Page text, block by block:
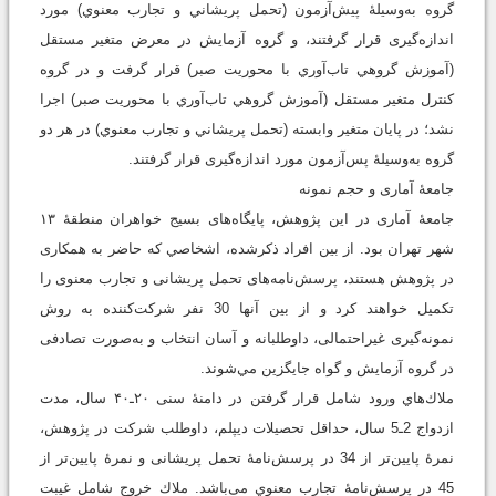
گروه به‌وسیلۀ پیش‌آزمون (تحمل پريشاني و تجارب معنوي) مورد
اندازه‌گیری قرار گرفتند، و گروه آزمایش در معرض متغیر مستقل
(آموزش گروهي تاب‌آوري با محوريت صبر) قرار گرفت و در گروه
کنترل متغیر مستقل (آموزش گروهي تاب‌آوري با محوريت صبر) اجرا
نشد؛ در پایان متغیر وابسته (تحمل پريشاني و تجارب معنوي) در هر دو
گروه به‌وسیلۀ پس‌آزمون مورد اندازه‌گیری قرار گرفتند.
جامعۀ آماری و حجم نمونه
جامعۀ آماری در این پژوهش، پایگاه‌های بسیج خواهران منطقۀ ۱۳
شهر تهران بود. از بین افراد ذکرشده، اشخاصي كه حاضر به همکاری
در پژوهش هستند، پرسش‌نامه‌های تحمل پریشانی و تجارب معنوی را
تکمیل خواهند كرد و از بین آنها 30 نفر شرکت‌کننده به روش
نمونه‌گیری غیراحتمالی، داوطلبانه و آسان انتخاب و به‌صورت تصادفی
در گروه آزمایش و گواه جایگزین مي‌شوند.
ملاك‌هاي ورود شامل قرار گرفتن در دامنۀ سنی ۲۰ـ۴۰ سال، مدت
ازدواج 2ـ5 سال، حداقل تحصیلات دیپلم، داوطلب شرکت در پژوهش،
نمرۀ پايين‌تر از 34 در پرسش‌نامۀ تحمل پریشانی و نمرۀ پايين‌تر از
45 در پرسش‌نامۀ تجارب معنوي می‌باشد. ملاك خروج شامل غیبت